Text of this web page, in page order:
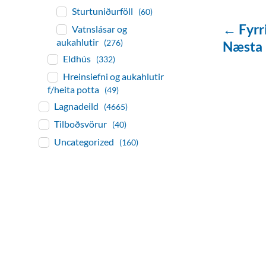
←
Sturtuniðurföll (60)
Vatnslásar og
aukahlutir (276)
Eldhús (332)
Hreinsiefni og aukahlutir
f/heita potta (49)
Lagnadeild (4665)
Tilboðsvörur (40)
Uncategorized (160)